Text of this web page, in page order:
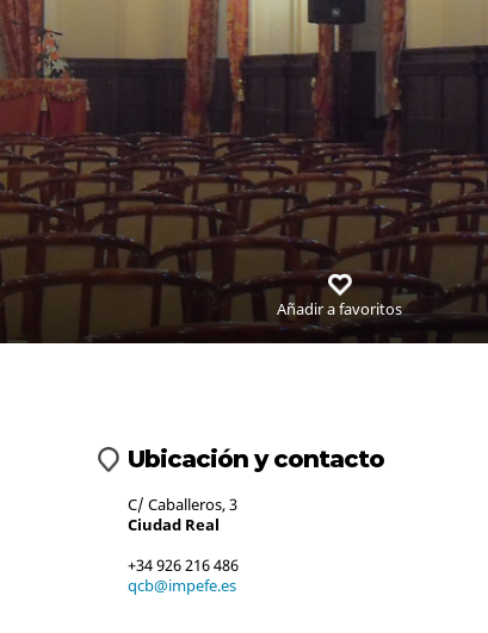
Añadir a favoritos
Ubicación y contacto
C/ Caballeros, 3
Ciudad Real
+34 926 216 486
qcb@impefe.es